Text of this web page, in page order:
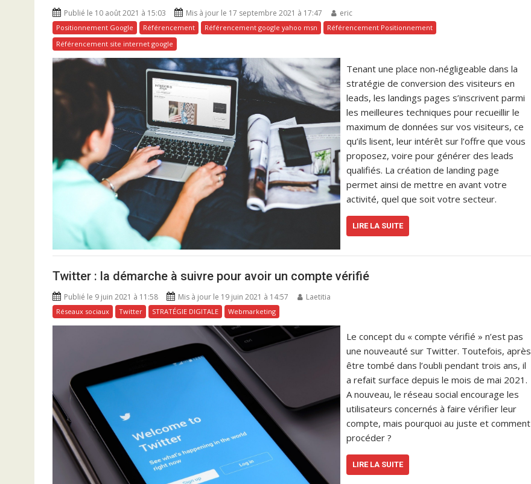
Publié le 10 août 2021 à 15:03 Mis à jour le 17 septembre 2021 à 17:47 eric
Positionnement Google Référencement Référencement google yahoo msn
Référencement Positionnement
Référencement site internet google
Tenant une place non-négligeable dans la
stratégie de conversion des visiteurs en
leads, les landings pages s’inscrivent parmi
les meilleures techniques pour recueillir le
maximum de données sur vos visiteurs, ce
qu’ils lisent, leur intérêt sur l’offre que vous
proposez, voire pour générer des leads
qualifiés. La création de landing page
permet ainsi de mettre en avant votre
activité, quel que soit votre secteur.
LIRE LA SUITE
Twitter : la démarche à suivre pour avoir un compte vérifié
Publié le 9 juin 2021 à 11:58 Mis à jour le 19 juin 2021 à 14:57 Laetitia
Réseaux sociaux Twitter STRATÉGIE DIGITALE Webmarketing
Le concept du « compte vérifié » n’est pas
une nouveauté sur Twitter. Toutefois, après
être tombé dans l’oubli pendant trois ans, il
a refait surface depuis le mois de mai 2021.
A nouveau, le réseau social encourage les
utilisateurs concernés à faire vérifier leur
compte, mais pourquoi au juste et comment
procéder ?
LIRE LA SUITE